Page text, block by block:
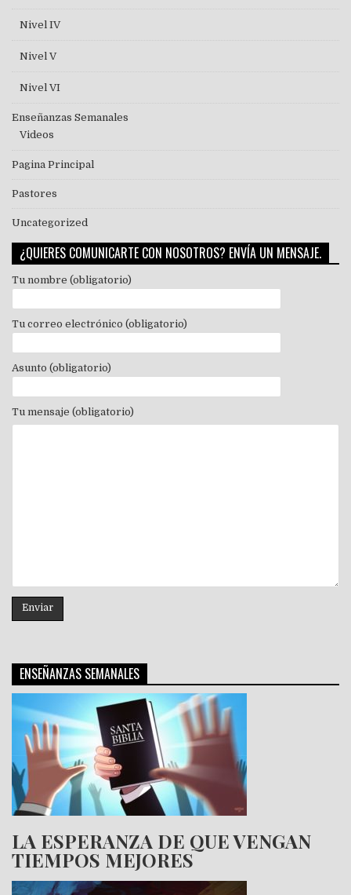
Nivel IV
Nivel V
Nivel VI
Enseñanzas Semanales
Videos
Pagina Principal
Pastores
Uncategorized
¿QUIERES COMUNICARTE CON NOSOTROS? ENVÍA UN MENSAJE.
Tu nombre (obligatorio)
Tu correo electrónico (obligatorio)
Asunto (obligatorio)
Tu mensaje (obligatorio)
ENSEÑANZAS SEMANALES
LA ESPERANZA DE QUE VENGAN
TIEMPOS MEJORES